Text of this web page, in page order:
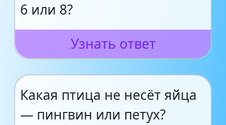
6 или 8?
Узнать ответ
Какая птица не несёт яйца
— пингвин или петух?